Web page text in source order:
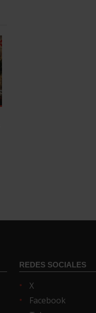
REDES SOCIALES
X
Facebook